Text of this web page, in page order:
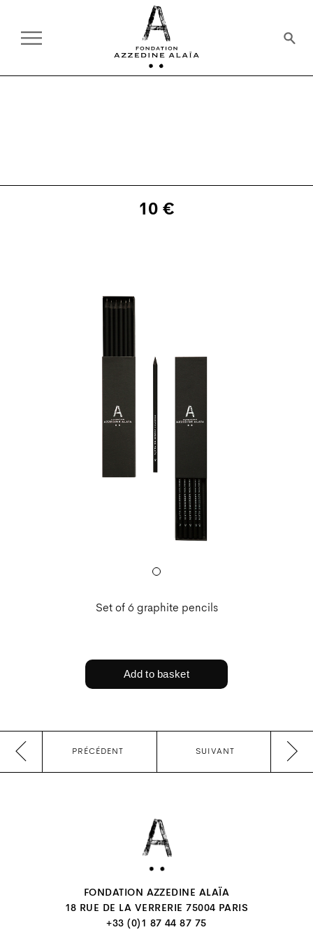
10 €
Set of 6 graphite pencils
PRÉCÉDENT SUIVANT
FONDATION AZZEDINE ALAÏA
18 RUE DE LA VERRERIE 75004 PARIS
+33 (0)1 87 44 87 75